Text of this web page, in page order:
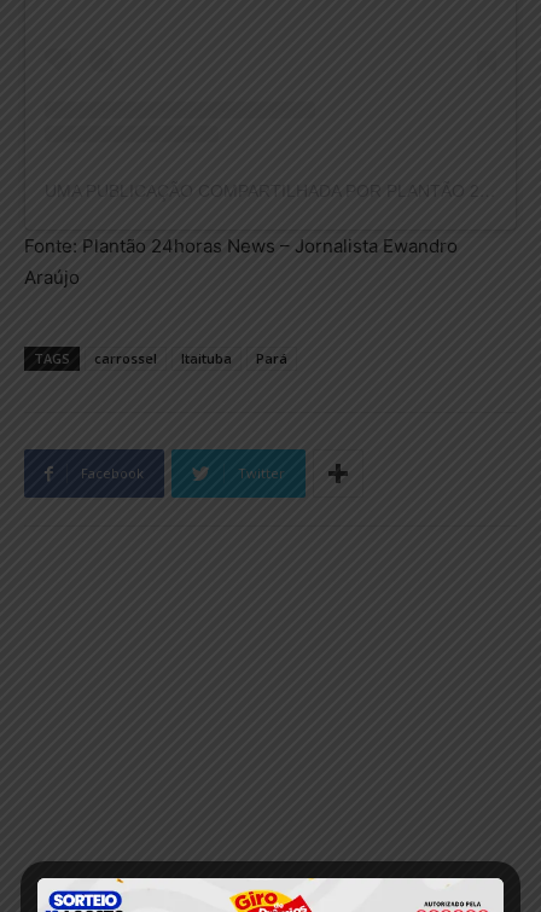
UMA PUBLICAÇÃO COMPARTILHADA POR PLANTÃO 24HORAS NEWS (@PLANTAO24HORASNEWS)
Fonte: Plantão 24horas News – Jornalista Ewandro
Araújo
TAGS carrossel Itaituba Pará
Facebook Twitter